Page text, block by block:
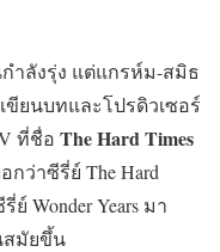
ำลังรุ่ง แต่แกรห์ม-สมิธ
ยนบทและโปรดิวเซอร์
ที่ชื่อ The Hard Times
ว่าซีรี่ย์ The Hard
ย์ Wonder Years มา
สมัยขึ้น